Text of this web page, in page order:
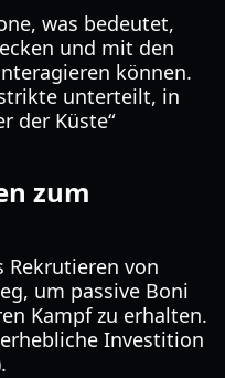
was bedeutet,
und mit den
können.
unterteilt, in
der Küste“
zum
Rekrutieren von
um passive Boni
Kampf zu erhalten.
Investition